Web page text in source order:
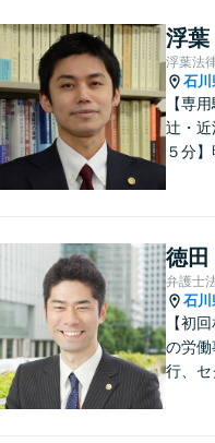
浮葉
浮葉法
石川
【専
辻・
５分
徳
弁護士
石川
【初
の労
行、セ